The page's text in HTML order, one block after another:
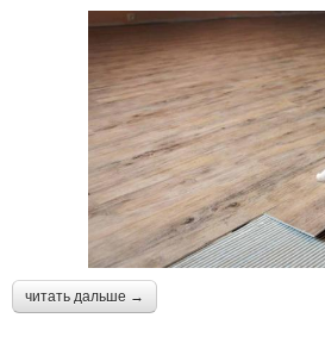
читать дальше →